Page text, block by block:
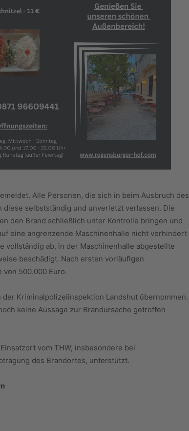
Alle Personen, die sich in beim Ausbruch des
selbstständig und unverletzt verlassen. Die
den Brand schließlich unter Kontrolle bringen und
eine angrenzende Maschinenhalle nicht verhindert
vollständig ab, in der Maschinenhalle abgestellte
beschädigt. Nach ersten vorläufigen
von 500.000 Euro.
Kriminalpolizeiinspektion Landshut übernommen.
keine Aussage zur Brandursache getroffen
vom THW, insbesondere bei
des Brandortes, unterstützt.